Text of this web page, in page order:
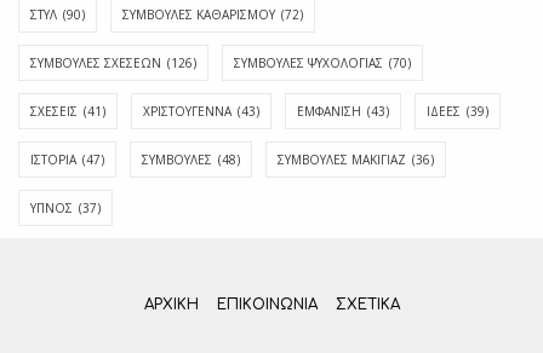
ΣΤΥΛ (90) ΣΥΜΒΟΥΛΕΣ ΚΑΘΑΡΙΣΜΟΥ (72)
ΣΥΜΒΟΥΛΕΣ ΣΧΕΣΕΩΝ (126) ΣΥΜΒΟΥΛΕΣ ΨΥΧΟΛΟΓΙΑΣ (70)
ΣΧΕΣΕΙΣ (41) ΧΡΙΣΤΟΥΓΕΝΝΑ (43) ΕΜΦΆΝΙΣΗ (43) ΙΔΈΕΣ (39)
ΙΣΤΟΡΊΑ (47) ΣΥΜΒΟΥΛΈΣ (48) ΣΥΜΒΟΥΛΈΣ ΜΑΚΙΓΙΆΖ (36)
ΎΠΝΟΣ (37)
ΑΡΧΙΚΗ ΕΠΙΚΟΙΝΩΝΊΑ ΣΧΕΤΙΚΆ